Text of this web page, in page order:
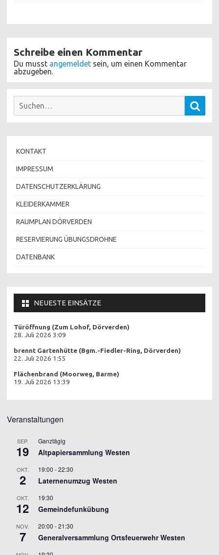
Schreibe einen Kommentar
Du musst angemeldet sein, um einen Kommentar
abzugeben.
Suchen
KONTAKT
IMPRESSUM
DATENSCHUTZERKLÄRUNG
KLEIDERKAMMER
RAUMPLAN DÖRVERDEN
RESERVIERUNG ÜBUNGSDROHNE
DATENBANK
NEUESTE EINSÄTZE
Türöffnung (Zum Lohof, Dörverden)
28. Juli 2026 3:09
brennt Gartenhütte (Bgm.-Fiedler-Ring, Dörverden)
22. Juli 2026 1:55
Flächenbrand (Moorweg, Barme)
19. Juli 2026 13:39
Veranstaltungen
SEP.
19
Ganztägig
Altpapiersammlung Westen
OKT.
2
19:00 -22:30
Laternenumzug Westen
OKT.
12
19:30
Gemeindefunkübung
NOV.
7
20:00 -21:30
Generalversammlung Ortsfeuerwehr Westen